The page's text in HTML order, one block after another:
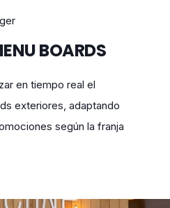
BOARDS
en tiempo real el
exteriores, adaptando
según la franja